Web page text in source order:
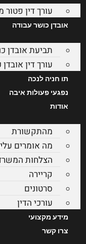
עורך דין
אובדן כושר עבודה
תביעת אובדן
עורך דין
תו חניה לנכה
נפגעי פעולות איבה
אודות
מהתקשורת
מה אומרים
הצלחות
קריירה
סרטונים
עורכי הדין
מידע מקצועי
צרו קשר